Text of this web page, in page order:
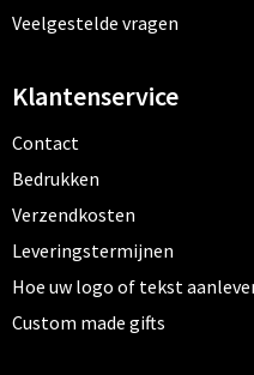
Veelgestelde vragen
Klantenservice
Contact
Bedrukken
Verzendkosten
Leveringstermijnen
Hoe uw logo of tekst
Custom made gifts